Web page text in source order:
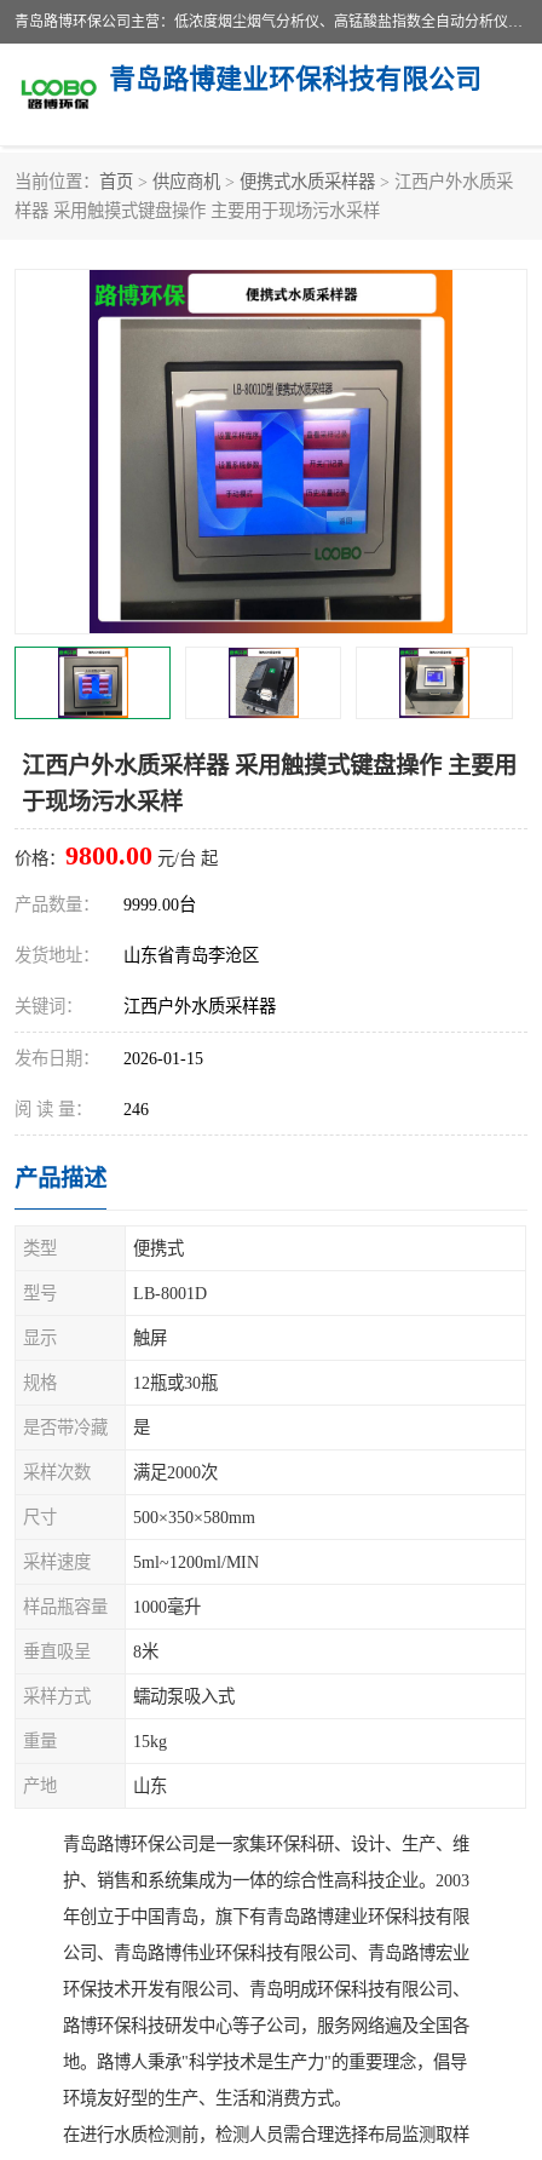
青岛路博环保公司主营：低浓度烟尘烟气分析仪、高锰酸盐指数全自动分析仪、便携式超声波明渠流量计、便携式水质采样器、恒温恒湿称重系统、手持式油烟检测仪等;是一家集环保科研、设计、生产、维护、销售和系统集成为一体的综合性高科技企业。路博人秉承"科学技术是第一生产力的重要理念，倡导环境友好型的生产、生活和消费方式。
青岛路博建业环保科技有限公司
当前位置： 首页 > 供应商机 > 便携式水质采样器 > 江西户外水质采
样器 采用触摸式键盘操作 主要用于现场污水采样
江西户外水质采样器 采用触摸式键盘操作 主要用
于现场污水采样
价格： 9800.00 元/台 起
产品数量： 9999.00台
发货地址： 山东省青岛李沧区
关键词： 江西户外水质采样器
发布日期： 2026-01-15
阅 读 量： 246
产品描述
类型 便携式
型号 LB-8001D
显示 触屏
规格 12瓶或30瓶
是否带冷藏 是
采样次数 满足2000次
尺寸 500×350×580mm
采样速度 5ml~1200ml/MIN
样品瓶容量 1000毫升
垂直吸呈 8米
采样方式 蠕动泵吸入式
重量 15kg
产地 山东
青岛路博环保公司是一家集环保科研、设计、生产、维
护、销售和系统集成为一体的综合性高科技企业。2003
年创立于中国青岛，旗下有青岛路博建业环保科技有限
公司、青岛路博伟业环保科技有限公司、青岛路博宏业
环保技术开发有限公司、青岛明成环保科技有限公司、
路博环保科技研发中心等子公司，服务网络遍及全国各
地。路博人秉承"科学技术是生产力"的重要理念，倡导
环境友好型的生产、生活和消费方式。
在进行水质检测前，检测人员需合理选择布局监测取样
生物安全柜 气体检测仪
水质检测仪 手持式油烟检测仪
恒温恒湿称重系统 二恶英采集器
LB-8110降水降尘采样器
便携式水质采样器 LB-7035油气回收
便携式超声波明渠流量计 大气环境采样器
LB-4200高锰酸盐指数仪 LB-62便携式烟气分析仪
烟尘烟气设备 大气采样器
粉尘设备
新宇宙仪器
烟尘净化器